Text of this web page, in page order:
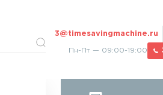
3@timesavingmachine.ru
Пн-Пт — 09:00-19:00